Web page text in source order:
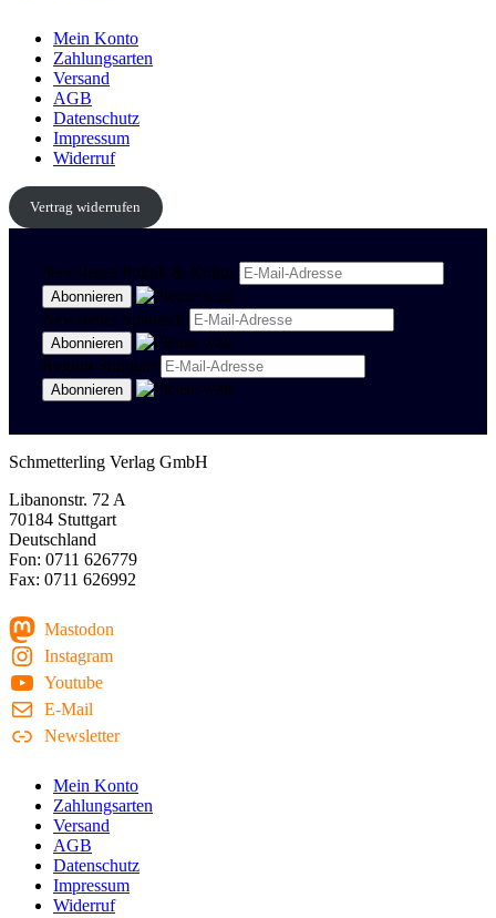
Mein Konto
Zahlungsarten
Versand
AGB
Datenschutz
Impressum
Widerruf
Vertrag widerrufen
Newsletter Politik & Kultur
Newsletter Spanisch
Region Stuttgart
Schmetterling Verlag GmbH
Libanonstr. 72 A
70184 Stuttgart
Deutschland
Fon: 0711 626779
Fax: 0711 626992
Mastodon
Instagram
Youtube
E-Mail
Newsletter
Mein Konto
Zahlungsarten
Versand
AGB
Datenschutz
Impressum
Widerruf